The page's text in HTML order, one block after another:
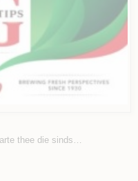
thee die sinds…